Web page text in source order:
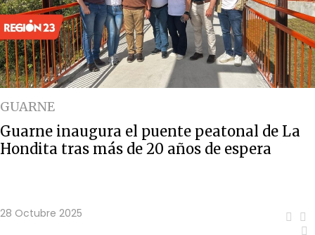
GUARNE
Guarne inaugura el puente peatonal de La
Hondita tras más de 20 años de espera
28 Octubre 2025